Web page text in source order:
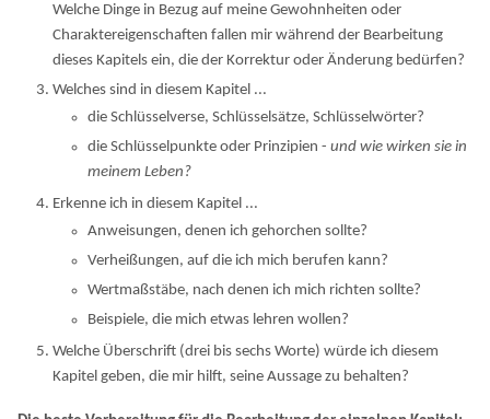
Welche Dinge in Bezug auf meine Gewohnheiten oder
Charaktereigenschaften fallen mir während der Bearbeitung
dieses Kapitels ein, die der Korrektur oder Änderung bedürfen?
Welches sind in diesem Kapitel ...
die Schlüsselverse, Schlüsselsätze, Schlüsselwörter?
die Schlüsselpunkte oder Prinzipien -und wie wirken sie in
meinem Leben?
Erkenne ich in diesem Kapitel ...
Anweisungen, denen ich gehorchen sollte?
Verheißungen, auf die ich mich berufen kann?
Wertmaßstäbe, nach denen ich mich richten sollte?
Beispiele, die mich etwas lehren wollen?
Welche Überschrift (drei bis sechs Worte) würde ich diesem
Kapitel geben, die mir hilft, seine Aussage zu behalten?